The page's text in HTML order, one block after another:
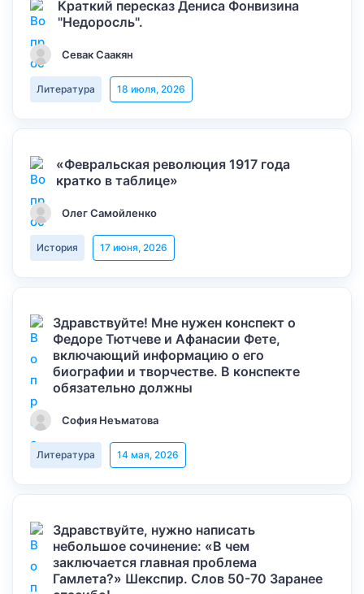
Краткий пересказ Дениса Фонвизина
"Недоросль".
Севак Саакян
Литература 18 июля, 2026
«Февральская революция 1917 года
кратко в таблице»
Олег Самойленко
История 17 июня, 2026
Здравствуйте! Мне нужен конспект о
Федоре Тютчеве и Афанасии Фете,
включающий информацию о его
биографии и творчестве. В конспекте
обязательно должны
София Неъматова
Литература 14 мая, 2026
Здравствуйте, нужно написать
небольшое сочинение: «В чем
заключается главная проблема
Гамлета?» Шекспир. Слов 50-70 Заранее